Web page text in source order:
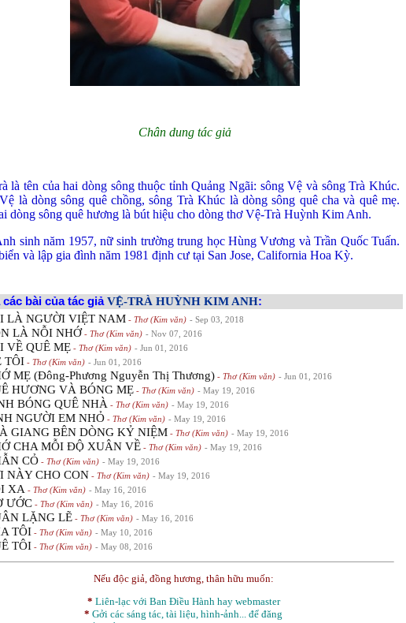
Chân dung tác giả
là tên của hai dòng sông thuộc tỉnh Quảng Ngãi: sông Vệ và sông Trà Khúc.
là dòng sông quê chồng, sông Trà Khúc là dòng sông quê cha và quê mẹ.
dòng sông quê hương là bút hiệu cho dòng thơ Vệ-Trà Huỳnh Kim Anh.
sinh năm 1957, nữ sinh trường trung học Hùng Vương và Trần Quốc Tuấn.
và lập gia đình năm 1981 định cư tại San Jose, California Hoa Kỳ.
các bài của tác giảVỆ-TRÀ HUỲNH KIM ANH:
LÀ NGƯỜI VIỆT NAM - Thơ (Kim văn) - Sep 03, 2018
LÀ NỖI NHỚ - Thơ (Kim văn) - Nov 07, 2016
VỀ QUÊ MẸ - Thơ (Kim văn) - Jun 01, 2016
TÔI - Thơ (Kim văn) - Jun 01, 2016
MẸ (Đông-Phương Nguyễn Thị Thương) - Thơ (Kim văn) - Jun 01, 2016
HƯƠNG VÀ BÓNG MẸ - Thơ (Kim văn) - May 19, 2016
BÓNG QUÊ NHÀ - Thơ (Kim văn) - May 19, 2016
NGƯỜI EM NHỎ - Thơ (Kim văn) - May 19, 2016
GIANG BÊN DÒNG KỶ NIỆM - Thơ (Kim văn) - May 19, 2016
CHA MỖI ĐỘ XUÂN VỀ - Thơ (Kim văn) - May 19, 2016
CỎ - Thơ (Kim văn) - May 19, 2016
NÀY CHO CON - Thơ (Kim văn) - May 19, 2016
XA - Thơ (Kim văn) - May 16, 2016
ƯỚC - Thơ (Kim văn) - May 16, 2016
LẶNG LẼ - Thơ (Kim văn) - May 16, 2016
TÔI - Thơ (Kim văn) - May 10, 2016
TÔI - Thơ (Kim văn) - May 08, 2016
Nếu độc giả, đồng hương, thân hữu muốn:
* Liên-lạc với Ban Điều Hành hay webmaster
* Gởi các sáng tác, tài liệu, hình-ảnh... để đăng